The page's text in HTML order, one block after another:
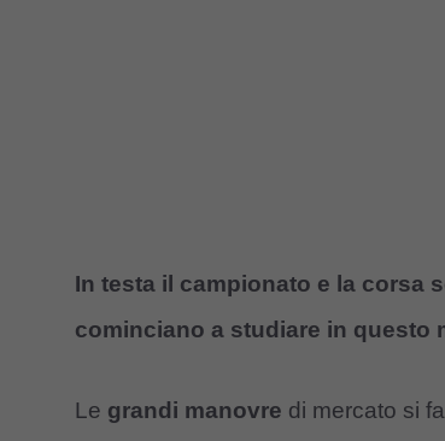
In testa il campionato e la corsa
cominciano a studiare in questo
Le grandi manovre di mercato si